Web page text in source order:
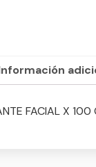
FACIAL X 100